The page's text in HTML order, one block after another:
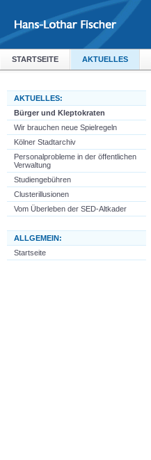
STARTSEITE AKTUELLES
AKTUELLES:
Bürger und Kleptokraten
Wir brauchen neue Spielregeln
Kölner Stadtarchiv
Personalprobleme in der öffentlichen
Verwaltung
Studiengebühren
Clusterillusionen
Vom Überleben der SED-Altkader
ALLGEMEIN:
Startseite